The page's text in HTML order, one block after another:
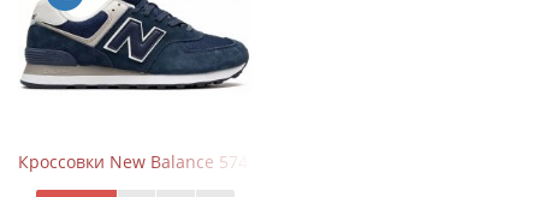
Кроссовки New Balance 574 Navy Blue White